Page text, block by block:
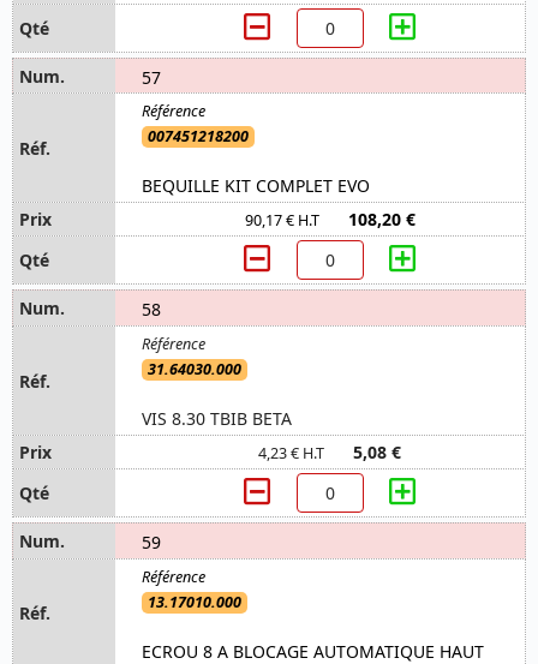
57
007451218200
BEQUILLE KIT COMPLET EVO
90,17 € H.T 108,20 €
58
31.64030.000
VIS 8.30 TBIB BETA
4,23 € H.T 5,08 €
59
13.17010.000
ECROU 8 A BLOCAGE AUTOMATIQUE HAUT